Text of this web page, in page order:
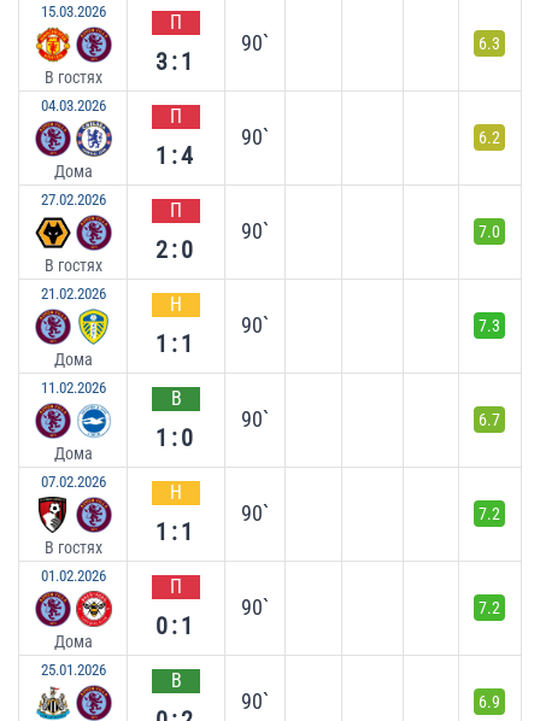
15.03.2026
В гостях
П
3:1
90` 6.3
04.03.2026
Дома
П
1:4
90` 6.2
27.02.2026
В гостях
П
2:0
90` 7.0
21.02.2026
Дома
Н
1:1
90` 7.3
11.02.2026
Дома
В
1:0
90` 6.7
07.02.2026
В гостях
Н
1:1
90` 7.2
01.02.2026
Дома
П
0:1
90` 7.2
25.01.2026 В
90` 6.9